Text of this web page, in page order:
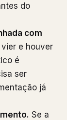
do
com
e houver
é
ser
já
Se a